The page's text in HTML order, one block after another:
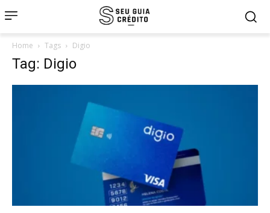
Home Tags Digio
Tag: Digio